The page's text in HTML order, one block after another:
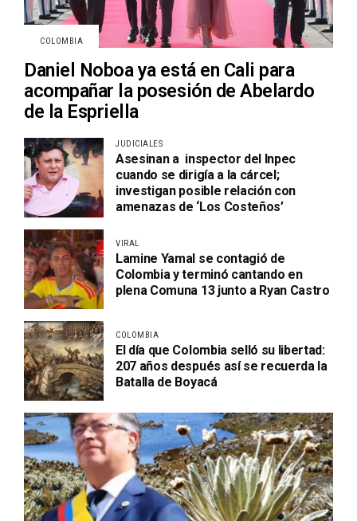
COLOMBIA
Daniel Noboa ya está en Cali para
acompañar la posesión de Abelardo
de la Espriella
JUDICIALES
Asesinan a inspector del Inpec
cuando se dirigía a la cárcel;
investigan posible relación con
amenazas de ‘Los Costeños’
VIRAL
Lamine Yamal se contagió de
Colombia y terminó cantando en
plena Comuna 13 junto a Ryan Castro
COLOMBIA
El día que Colombia selló su libertad:
207 años después así se recuerda la
Batalla de Boyacá